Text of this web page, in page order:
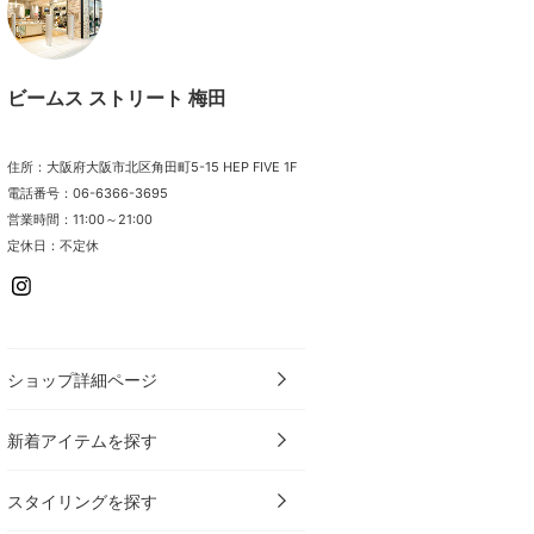
ビームス ストリート 梅田
住所：大阪府大阪市北区角田町5-15 HEP FIVE 1F
電話番号：06-6366-3695
営業時間：11:00～21:00
定休日：不定休
ショップ詳細ページ
新着アイテムを探す
スタイリングを探す